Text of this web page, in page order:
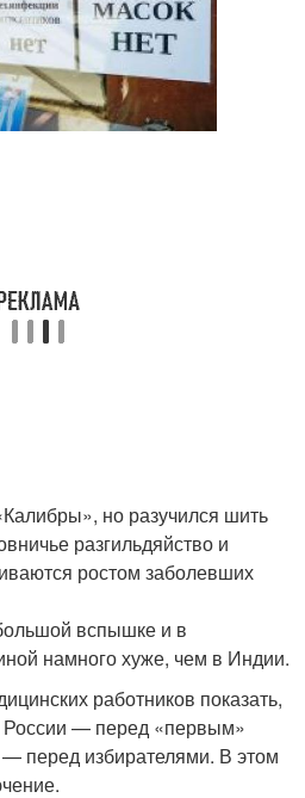
но разучился шить
разгильдяйство и
ростом заболевших
вспышке и в
намного хуже, чем в Индии.
работников показать,
России — перед «первым»
перед избирателями. В этом